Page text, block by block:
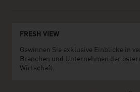
FRESH VIEW
Gewinnen Sie exklusive Einblicke in
Branchen und Unternehmen der
Wirtschaft.